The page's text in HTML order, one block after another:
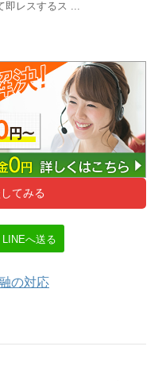
即レスするス ...
てみる
LINEへ送る
の対応